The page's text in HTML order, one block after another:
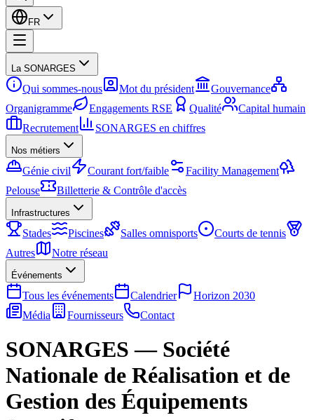
FR
La SONARGES
Qui sommes-nous Mot du président
Gouvernance
Organigramme
Engagements RSE Qualité
Capital humain
Recrutement
SONARGES en chiffres
Nos métiers
Génie civil Courant fort/faible
Facility Management
Pelouse
Billetterie & Contrôle d'accès
Infrastructures
Stades Piscines Salles omnisports
Courts de tennis
Autres
Notre réseau
Événements
Tous les événements Calendrier
Horizon 2030
Média
Fournisseurs Contact
SONARGES — Société
Nationale de Réalisation et de
Gestion des Équipements